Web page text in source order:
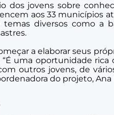
dos jovens sobre
aos 33 municípios
diversos como a
a elaborar seus
uma oportunidade
outros jovens, de
do projeto, Ana